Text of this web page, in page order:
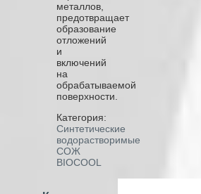
металлов,
предотвращает
образование
отложений
и
включений
на
обрабатываемой
поверхности.
Категория:
Синтетические
водорастворимые
СОЖ
BIOCOOL